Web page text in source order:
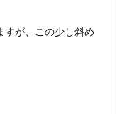
すが、この少し斜め